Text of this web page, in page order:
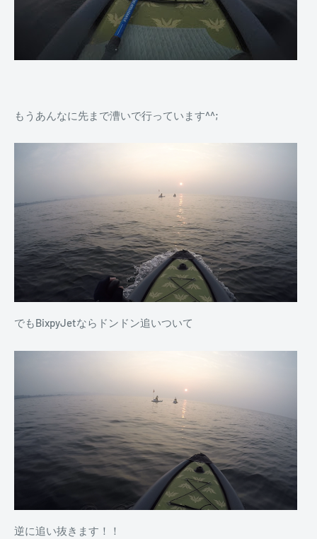
もうあんなに先まで漕いで行っています^^;
でもBixpyJetならドンドン追いついて
逆に追い抜きます！！